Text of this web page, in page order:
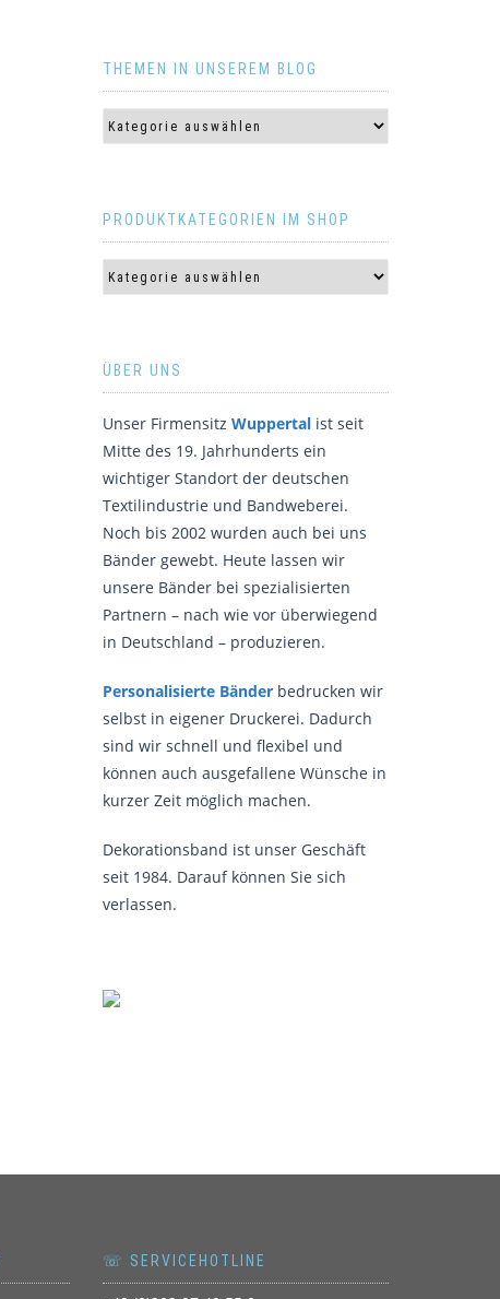
THEMEN IN UNSEREM BLOG
PRODUKTKATEGORIEN IM SHOP
ÜBER UNS
Unser Firmensitz Wuppertalist seit
Mitte des 19. Jahrhunderts ein
wichtiger Standort der deutschen
Textilindustrie und Bandweberei.
Noch bis 2002 wurden auch bei uns
Bänder gewebt. Heute lassen wir
unsere Bänder bei spezialisierten
Partnern – nach wie vor überwiegend
in Deutschland – produzieren.
Personalisierte Bänderbedrucken wir
selbst in eigener Druckerei. Dadurch
sind wir schnell und flexibel und
können auch ausgefallene Wünsche in
kurzer Zeit möglich machen.
Dekorationsband ist unser Geschäft
seit 1984. Darauf können Sie sich
verlassen.
☏ SERVICEHOTLINE